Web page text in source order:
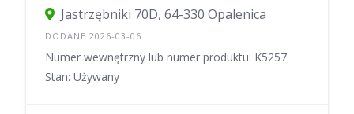
Jastrzębniki 70D, 64-330 Opalenica
DODANE 2026-03-06
Numer wewnętrzny lub numer produktu: K5257
Stan: Używany